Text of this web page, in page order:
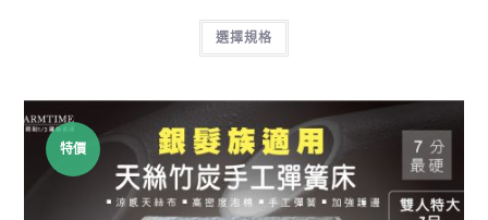
選擇規格
特價